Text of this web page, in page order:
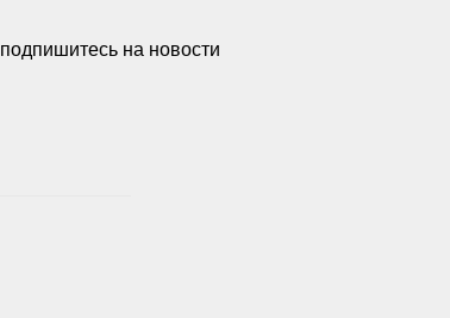
подпишитесь на новости